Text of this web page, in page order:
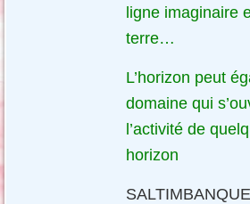
ligne imaginaire
terre…
L’horizon peut
domaine qui
l’activité de
horizon